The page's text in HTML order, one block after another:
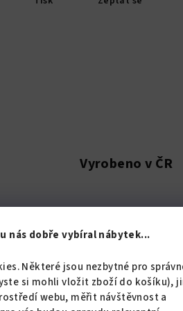
nás dobře vybíral nábytek...
Některé jsou nezbytné pro
si mohli vložit zboží do košíku),
webu, měřit návštěvnost a
Vyrobeno v ČR
Detailní popis